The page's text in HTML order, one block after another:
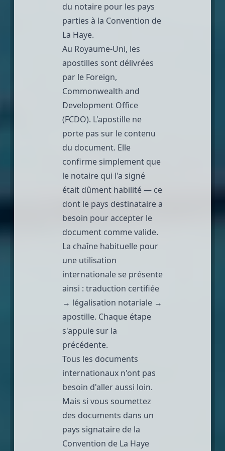
du notaire pour les pays
parties à la Convention de
La Haye.
Au Royaume-Uni, les
apostilles sont délivrées
par le Foreign,
Commonwealth and
Development Office
(FCDO). L'apostille ne
porte pas sur le contenu
du document. Elle
confirme simplement que
le notaire qui l'a signé
était dûment habilité — ce
dont le pays destinataire a
besoin pour accepter le
document comme valide.
La chaîne habituelle pour
une utilisation
internationale se présente
ainsi : traduction certifiée
→ légalisation notariale →
apostille. Chaque étape
s'appuie sur la
précédente.
Tous les documents
internationaux n'ont pas
besoin d'aller aussi loin.
Mais si vous soumettez
des documents dans un
pays signataire de la
Convention de La Haye